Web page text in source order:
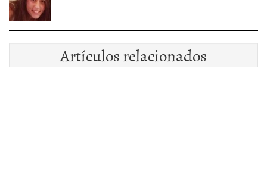
Artículos relacionados